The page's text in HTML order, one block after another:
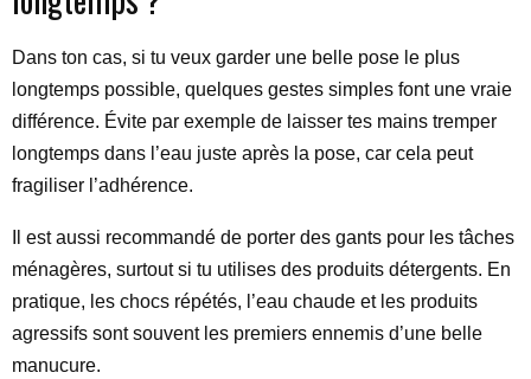
Dans ton cas, si tu veux garder une belle pose le plus
longtemps possible, quelques gestes simples font une vraie
différence. Évite par exemple de laisser tes mains tremper
longtemps dans l’eau juste après la pose, car cela peut
fragiliser l’adhérence.
Il est aussi recommandé de porter des gants pour les tâches
ménagères, surtout si tu utilises des produits détergents. En
pratique, les chocs répétés, l’eau chaude et les produits
agressifs sont souvent les premiers ennemis d’une belle
manucure.